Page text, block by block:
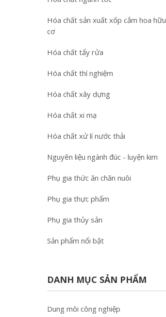
Hóa chất sản xuất xốp cắm hoa hữu
cơ
Hóa chất tẩy rửa
Hóa chất thí nghiệm
Hóa chất xây dựng
Hóa chất xi mạ
Hóa chất xử lí nước thải
Nguyên liệu ngành đúc - luyện kim
Phụ gia thức ăn chăn nuôi
Phụ gia thực phẩm
Phụ gia thủy sản
Sản phẩm nổi bật
DANH MỤC SẢN PHẨM
Dung môi công nghiệp